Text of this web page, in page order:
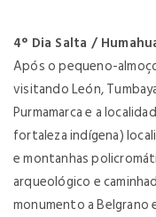
4° Dia Salta /
Após o pequeno-
visitando León,
Purmamarca e a
fortaleza indígena)
e montanhas
arqueológico e
monumento a